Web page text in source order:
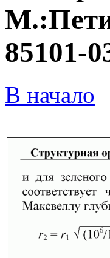
85101-
В начало